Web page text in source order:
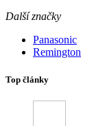
Další značky
Panasonic
Remington
Top články